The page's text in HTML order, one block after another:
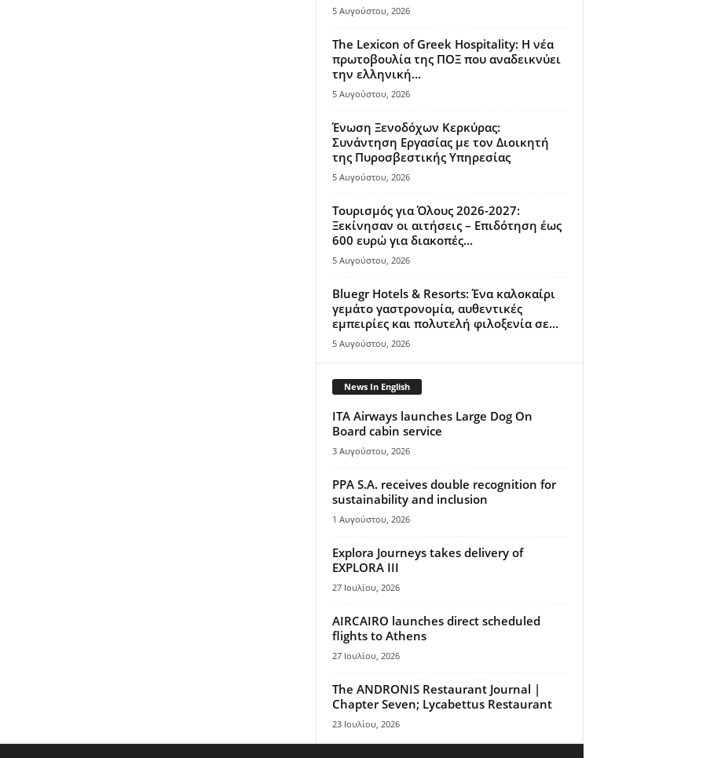
5 Αυγούστου, 2026
The Lexicon of Greek Hospitality: Η νέα
πρωτοβουλία της ΠΟΞ που αναδεικνύει
την ελληνική...
5 Αυγούστου, 2026
Ένωση Ξενοδόχων Κερκύρας:
Συνάντηση Εργασίας με τον Διοικητή
της Πυροσβεστικής Υπηρεσίας
5 Αυγούστου, 2026
Τουρισμός για Όλους 2026-2027:
Ξεκίνησαν οι αιτήσεις – Επιδότηση έως
600 ευρώ για διακοπές...
5 Αυγούστου, 2026
Bluegr Hotels & Resorts: Ένα καλοκαίρι
γεμάτο γαστρονομία, αυθεντικές
εμπειρίες και πολυτελή φιλοξενία σε...
5 Αυγούστου, 2026
News In English
ITA Airways launches Large Dog On
Board cabin service
3 Αυγούστου, 2026
PPA S.A. receives double recognition for
sustainability and inclusion
1 Αυγούστου, 2026
Explora Journeys takes delivery of
EXPLORA III
27 Ιουλίου, 2026
AIRCAIRO launches direct scheduled
flights to Athens
27 Ιουλίου, 2026
The ANDRONIS Restaurant Journal |
Chapter Seven; Lycabettus Restaurant
23 Ιουλίου, 2026